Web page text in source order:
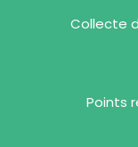
Collecte
Points